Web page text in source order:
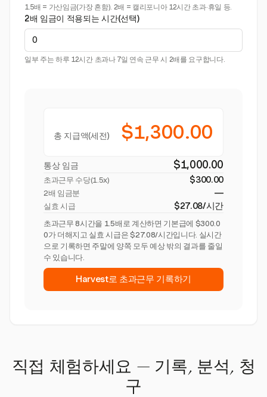
1.5배 = 가산임금(가장 흔함). 2배 = 캘리포니아 12시간 초과·휴일 등.
2배 임금이 적용되는 시간(선택)
일부 주는 하루 12시간 초과나 7일 연속 근무 시 2배를 요구합니다.
총 지급액(세전) $1,300.00
통상 임금 $1,000.00
초과근무 수당(1.5x) $300.00
2배 임금분 —
실효 시급 $27.08/시간
초과근무 8시간을 1.5배로 계산하면 기본급에 $300.0
0가 더해지고 실효 시급은 $27.08/시간입니다. 실시간
으로 기록하면 주말에 양쪽 모두 예상 밖의 결과를 줄일
수 있습니다.
Harvest로 초과근무 기록하기
직접 체험하세요 — 기록, 분석, 청
구